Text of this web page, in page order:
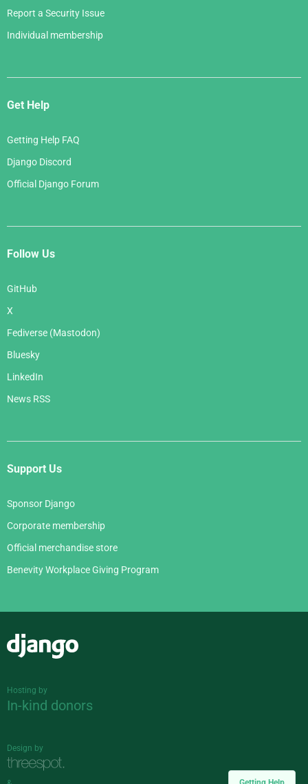
Report a Security Issue
Individual membership
Get Help
Getting Help FAQ
Django Discord
Official Django Forum
Follow Us
GitHub
X
Fediverse (Mastodon)
Bluesky
LinkedIn
News RSS
Support Us
Sponsor Django
Corporate membership
Official merchandise store
Benevity Workplace Giving Program
Hosting by
In-kind donors
Design by